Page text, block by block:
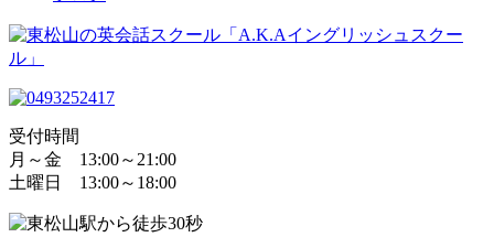
受付時間
月～金 13:00～21:00
土曜日 13:00～18:00